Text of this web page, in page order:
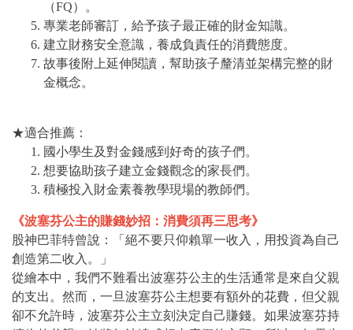
（FQ）。
專業老師審訂，給予孩子最正確的財金知識。
建立財務安全意識，養成負責任的消費態度。
故事後附上延伸閱讀，幫助孩子釐清並架構完整的財
金概念。
★適合推薦：
國小學生及對金錢感到好奇的孩子們。
想要協助孩子建立金錢觀念的家長們。
積極投入財金素養教學現場的教師們。
《波塞芬公主的賺錢妙招：消費須再三思考》
股神巴菲特曾說：「絕不要只仰賴單一收入，用投資為自己
創造第二收入。」
從繪本中，我們不難看出波塞芬公主的生活通常是來自父親
的支出。然而，一旦波塞芬公主想要有額外的花費，但父親
卻不允許時，波塞芬公主立刻決定自己賺錢。如果波塞芬持